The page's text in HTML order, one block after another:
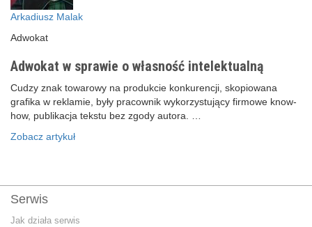
Arkadiusz Malak
Adwokat
Adwokat w sprawie o własność intelektualną
Cudzy znak towarowy na produkcie konkurencji, skopiowana
grafika w reklamie, były pracownik wykorzystujący firmowe know-
how, publikacja tekstu bez zgody autora. …
Zobacz artykuł
Serwis
Jak działa serwis